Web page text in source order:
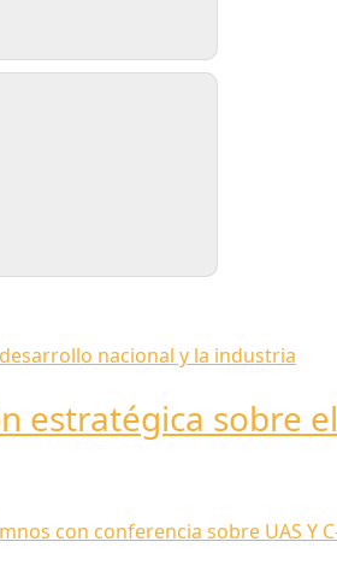
estratégica sobre el